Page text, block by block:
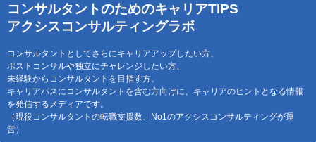
コンサルタントのためのキャリアTIPS
アクシスコンサルティングラボ
コンサルタントとしてさらにキャリアアップしたい方、
ポストコンサルや独立にチャレンジしたい方、
未経験からコンサルタントを目指す方。
キャリアパスにコンサルタントを含む方向けに、キャリアのヒントとなる情報
を発信するメディアです。
（現役コンサルタントの転職支援数、No1のアクシスコンサルティングが運
営）